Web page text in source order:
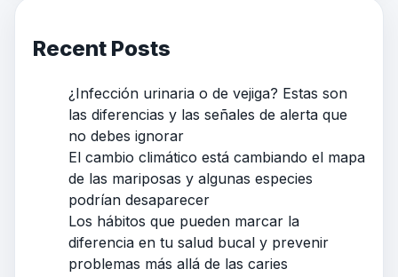
Recent Posts
¿Infección urinaria o de vejiga? Estas son
las diferencias y las señales de alerta que
no debes ignorar
El cambio climático está cambiando el mapa
de las mariposas y algunas especies
podrían desaparecer
Los hábitos que pueden marcar la
diferencia en tu salud bucal y prevenir
problemas más allá de las caries